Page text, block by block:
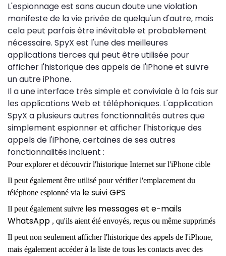
L'espionnage est sans aucun doute une violation
manifeste de la vie privée de quelqu'un d'autre, mais
cela peut parfois être inévitable et probablement
nécessaire. SpyX est l'une des meilleures
applications tierces qui peut être utilisée pour
afficher l'historique des appels de l'iPhone et suivre
un autre iPhone.
Il a une interface très simple et conviviale à la fois sur
les applications Web et téléphoniques. L'application
SpyX a plusieurs autres fonctionnalités autres que
simplement espionner et afficher l'historique des
appels de l'iPhone, certaines de ses autres
fonctionnalités incluent :
Pour explorer et découvrir l'historique Internet sur l'iPhone cible
Il peut également être utilisé pour vérifier l'emplacement du
téléphone espionné via le suivi GPS
Il peut également suivre les messages et e-mails
WhatsApp , qu'ils aient été envoyés, reçus ou même supprimés
Il peut non seulement afficher l'historique des appels de l'iPhone,
mais également accéder à la liste de tous les contacts avec des